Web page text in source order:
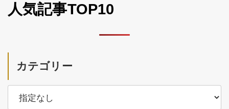
人気記事TOP10
カテゴリー